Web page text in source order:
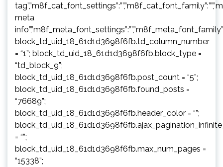
meta
block_td_uid_18_61d1d3698f6fb.td_column_number
= “1”; block_td_uid_18_61d1d3698f6fb.block_type =
“td_block_9”;
block_td_uid_18_61d1d3698f6fb.post_count = “5”;
block_td_uid_18_61d1d3698f6fb.found_posts =
“76689”;
block_td_uid_18_61d1d3698f6fb.header_color = “”;
= “”;
block_td_uid_18_61d1d3698f6fb.max_num_pages =
“15338”;